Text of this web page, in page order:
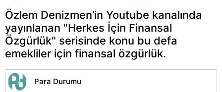
Özlem Denizmen’in Youtube kanalında
yayınlanan "Herkes İçin Finansal
Özgürlük" serisinde konu bu defa
emekliler için finansal özgürlük.
Para Durumu